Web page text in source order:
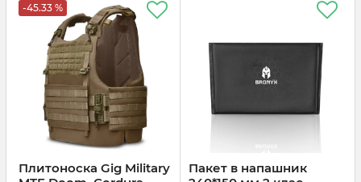
-45.33 %
Плитоноска Gig Military
Пакет в напашник